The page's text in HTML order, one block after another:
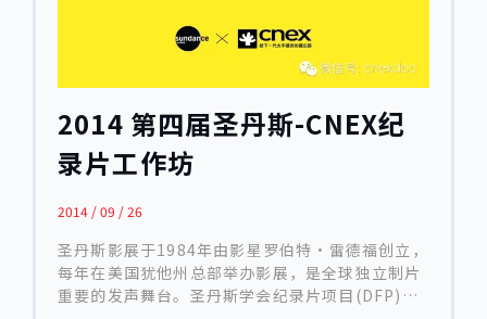
事，展现中国风貌，助力中国纪录片事业的蓬勃发
展。 “IDF学院”培育单元从征案公布以来收到了
来自全球华人关于不同主题的项目投递。在IDF学
行培训与辅导。从叙事和剪辑的角度，通过粗剪看
片、分组交流、一对一指导、顾问讲座及项目成果
展示与讨论等多项内容，共同为项目打磨出更多的
上午，“IDF学院”培育单元进行了项目成果展示
与讨论。结合四个项目的改造，从理念到角度、从
人物塑造到叙事逻辑、从纸上剪辑到素材归纳，展
开了深入交流。与会人员有：电影监制、剪辑师周
强，剪辑师萧汝冠，剪辑师李博，剪辑师于晓川；
2014 第四届圣丹斯-CNEX纪
录片工作坊
2014 / 09 / 26
圣丹斯影展于1984年由影星罗伯特·雷德福创立，
每年在美国犹他州总部举办影展，是全球独立制片
重要的发声舞台。圣丹斯学会纪录片项目(DFP)专